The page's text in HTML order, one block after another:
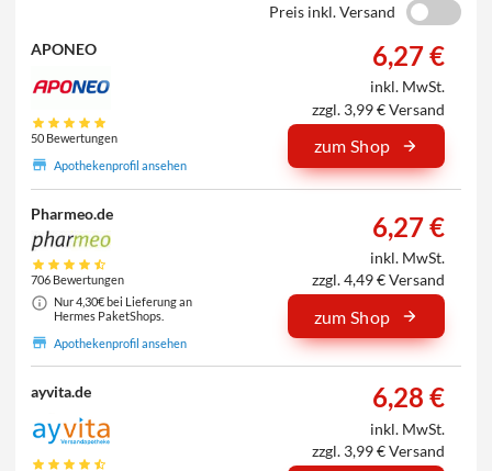
Preis inkl. Versand
APONEO
50 Bewertungen
Apothekenprofil ansehen
6,27 €
inkl. MwSt.
zzgl. 3,99 € Versand
zum Shop
Pharmeo.de
706 Bewertungen
Nur 4,30€ bei Lieferung an
Hermes PaketShops.
Apothekenprofil ansehen
6,27 €
inkl. MwSt.
zzgl. 4,49 € Versand
zum Shop
ayvita.de 6,28 €
inkl. MwSt.
zzgl. 3,99 € Versand